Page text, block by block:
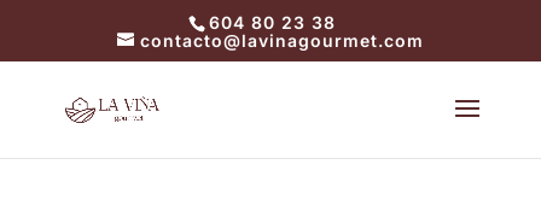
604 80 23 38
contacto@lavinagourmet.com